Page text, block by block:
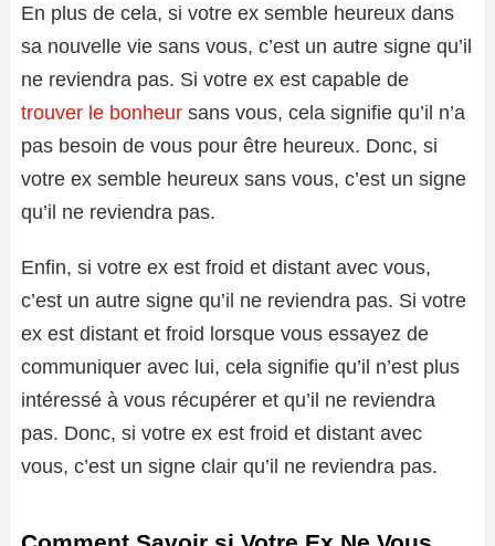
En plus de cela, si votre ex semble heureux dans
sa nouvelle vie sans vous, c’est un autre signe qu’il
ne reviendra pas. Si votre ex est capable de
trouver le bonheur sans vous, cela signifie qu’il n’a
pas besoin de vous pour être heureux. Donc, si
votre ex semble heureux sans vous, c’est un signe
qu’il ne reviendra pas.
Enfin, si votre ex est froid et distant avec vous,
c’est un autre signe qu’il ne reviendra pas. Si votre
ex est distant et froid lorsque vous essayez de
communiquer avec lui, cela signifie qu’il n’est plus
intéressé à vous récupérer et qu’il ne reviendra
pas. Donc, si votre ex est froid et distant avec
vous, c’est un signe clair qu’il ne reviendra pas.